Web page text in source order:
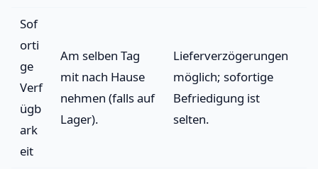
Sof
orti
ge
Verf
ügb
ark
eit
Am selben Tag
mit nach Hause
nehmen (falls auf
Lager).
Lieferverzögerungen
möglich; sofortige
Befriedigung ist
selten.